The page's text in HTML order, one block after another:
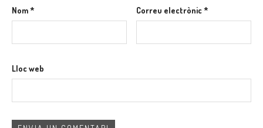
Nom* Correu electrònic*
Lloc web